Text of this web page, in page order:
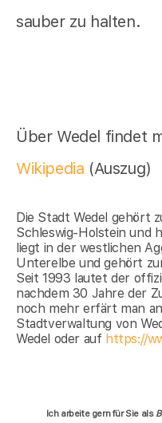
sauber zu halten.
Über Wedel findet
Wikipedia (Auszug)
Die Stadt Wedel gehört
Schleswig-Holstein und
liegt in der westlichen
Unterelbe und gehört
Seit 1993 lautet der
nachdem 30 Jahre der
noch mehr erfärt man
Stadtverwaltung von
Wedel oder auf https://
Ich arbeite gern für Sie als